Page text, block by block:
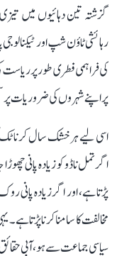
گزشتہ تین دہائیوں میں
رہائشی ٹاؤن شپ اور
کی فراہمی فطری طور پر ریاست
پر اپنے شہروں کی ضروریات پر
اسی لیے ہر خشک سال کرناٹک
اگر تمل ناڈو کو زیادہ پانی
پڑتا ہے، اور اگر زیادہ پانی
مخالفت کا سامنا کرنا پڑتا ہے۔
سیاسی جماعت سے ہو، آبی